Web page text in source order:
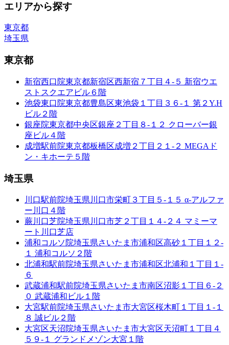
エリアから探す
東京都
埼玉県
東京都
新宿西口院東京都新宿区西新宿７丁目４-５ 新宿ウエ
ストスクエアビル６階
池袋東口院東京都豊島区東池袋１丁目３６-１ 第２Y.H
ビル２階
銀座院東京都中央区銀座２丁目８-１２ クローバー銀
座ビル４階
成増駅前院東京都板橋区成増２丁目２１-２ MEGAド
ン・キホーテ５階
埼玉県
川口駅前院埼玉県川口市栄町３丁目５-１５ α-アルファ
ー川口４階
蕨川口芝院埼玉県川口市芝２丁目１４-２４ マミーマ
ート川口芝店
浦和コルソ院埼玉県さいたま市浦和区高砂１丁目１２-
１ 浦和コルソ２階
北浦和駅前院埼玉県さいたま市浦和区北浦和１丁目１-
６
武蔵浦和駅前院埼玉県さいたま市南区沼影１丁目６-２
０ 武蔵浦和ビル１階
大宮駅前院埼玉県さいたま市大宮区桜木町１丁目１-１
８ 誠ビル２階
大宮区天沼院埼玉県さいたま市大宮区天沼町１丁目４
５９-１ グランドメゾン大宮１階